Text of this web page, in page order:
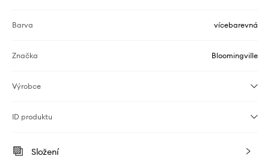
Barva vícebarevná
Značka Bloomingville
Výrobce
ID produktu
Složení